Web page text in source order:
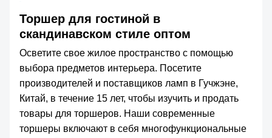
Торшер для гостиной в
скандинавском стиле оптом
Осветите свое жилое пространство с помощью
выбора предметов интерьера. Посетите
производителей и поставщиков ламп в Гучжэне,
Китай, в течение 15 лет, чтобы изучить и продать
товары для торшеров. Наши современные
торшеры включают в себя многофункциональные